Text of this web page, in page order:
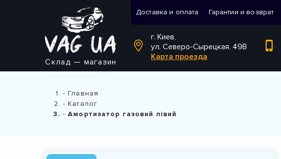
Склад — магазин
Доставка и оплата Гарантии и возврат
г. Киев,
ул. Северо-Сырецкая, 49В
Карта проезда
Главная
Каталог
Амортизатор газовий лівий